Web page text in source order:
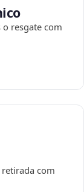
o resgate com
com